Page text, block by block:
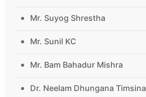
Mr. Suyog Shrestha
Mr. Sunil KC
Mr. Bam Bahadur Mishra
Dr. Neelam Dhungana Timsina